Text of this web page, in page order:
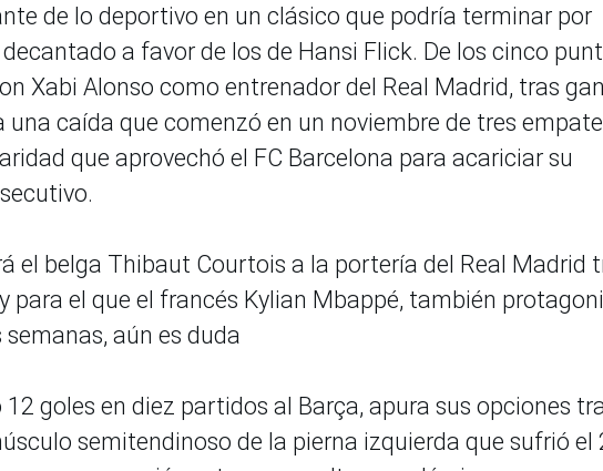
de lo deportivo en un clásico que podría terminar por
a favor de los de Hansi Flick. De los cinco
Xabi Alonso como entrenador del Real Madrid, tras
una caída que comenzó en un noviembre de tres
que aprovechó el FC Barcelona para acariciar su
el belga Thibaut Courtois a la portería del Real Madrid
para el que el francés Kylian Mbappé, también
aún es duda
goles en diez partidos al Barça, apura sus opciones
semitendinoso de la pierna izquierda que sufrió el